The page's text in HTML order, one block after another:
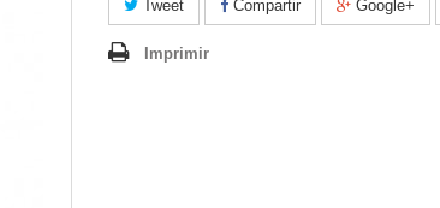
Tweet Compartir Google+
Imprimir